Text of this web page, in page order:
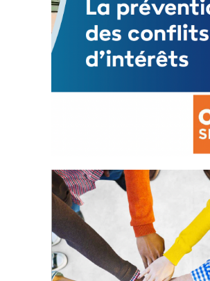
La prévention des conflits
d’intérêts
18 septembre 2023
FEUILLETER